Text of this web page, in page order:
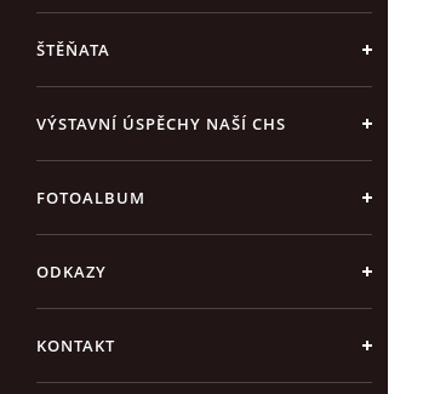
ŠTĚŇATA
VÝSTAVNÍ ÚSPĚCHY NAŠÍ CHS
FOTOALBUM
ODKAZY
KONTAKT